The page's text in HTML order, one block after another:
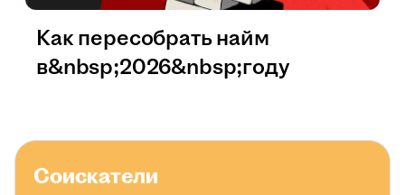
Как пересобрать найм
в&nbsp;2026&nbsp;году
Соискатели